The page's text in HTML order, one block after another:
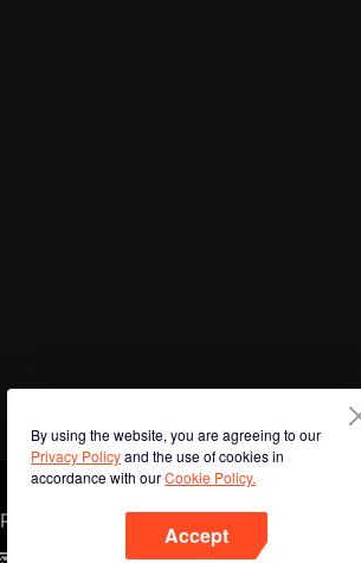
By using the website, you are agreeing to our
Privacy Policyand the use of cookies in
accordance with ourCookie Policy.
Accept
Phone